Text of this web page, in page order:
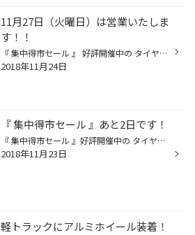
11月27日（火曜日）は営業いたしま
す！！
『 集中得市セール 』 好評開催中の タイヤ館 西脇 です！！ 本日も沢山のご来店ありがとうございます。 11月も終わりに近づき冷え込んできたので、 いよいよスタッドレスタイヤへの交換も本格的に始まり 当店でもスタッドレスタイヤへの交換作業依頼が多くなっています。 そこで・・・・・ もちろ...
2018年11月24日
『 集中得市セール 』あと2日です！
『 集中得市セール 』好評開催中の タイヤ館 西脇 です！ セール期間も残すところ 土曜日・日曜日の2日間となりました。 例年、ひとたび寒気がやってくると、スタドレスタイヤの需要が一気に高まり サイズによっては商品の欠品も多くなってくるので スタッドレスタイヤのご購入を検討されている方は...
2018年11月23日
軽トラックにアルミホイール装着！